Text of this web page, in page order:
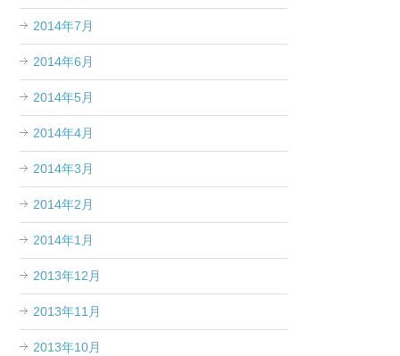
2014年7月
2014年6月
2014年5月
2014年4月
2014年3月
2014年2月
2014年1月
2013年12月
2013年11月
2013年10月